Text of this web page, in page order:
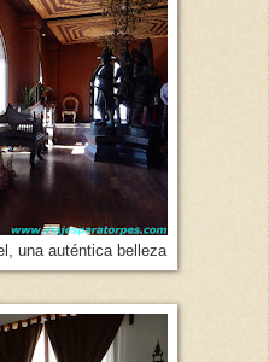
una auténtica belleza